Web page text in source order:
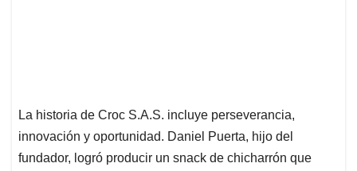
La historia de Croc S.A.S. incluye perseverancia,
innovación y oportunidad. Daniel Puerta, hijo del
fundador, logró producir un snack de chicharrón que